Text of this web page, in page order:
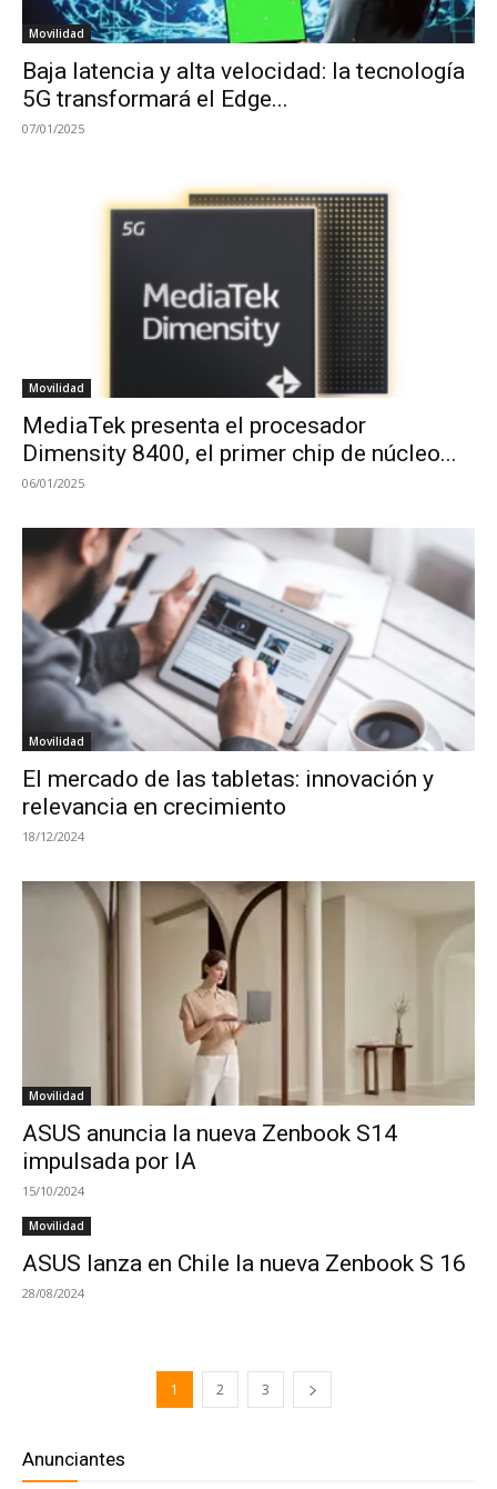
Movilidad
Baja latencia y alta velocidad: la tecnología
5G transformará el Edge...
07/01/2025
Movilidad
MediaTek presenta el procesador
Dimensity 8400, el primer chip de núcleo...
06/01/2025
Movilidad
El mercado de las tabletas: innovación y
relevancia en crecimiento
18/12/2024
Movilidad
ASUS anuncia la nueva Zenbook S14
impulsada por IA
15/10/2024
Movilidad
ASUS lanza en Chile la nueva Zenbook S 16
28/08/2024
1 2 3
Anunciantes